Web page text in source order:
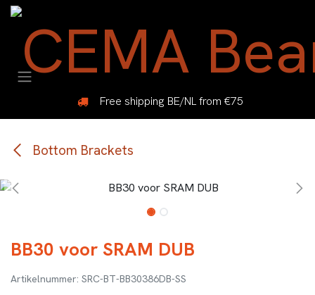
Overslaan naar inhoud
Free shipping BE/NL from €75
Bottom Brackets
BB30 voor SRAM DUB
SRC-BT-BB30386DB-SS